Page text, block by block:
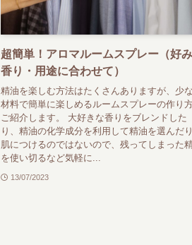
超簡単！アロマルームスプレー（好
香り・用途に合わせて）
精油を楽しむ方法はたくさんありますが、少
材料で簡単に楽しめるルームスプレーの作り
ご紹介します。 大好きな香りをブレンドした
り、精油の化学成分を利用して精油を選んだり
肌につけるのではないので、残ってしまった
を使い切るなど気軽に...
13/07/2023